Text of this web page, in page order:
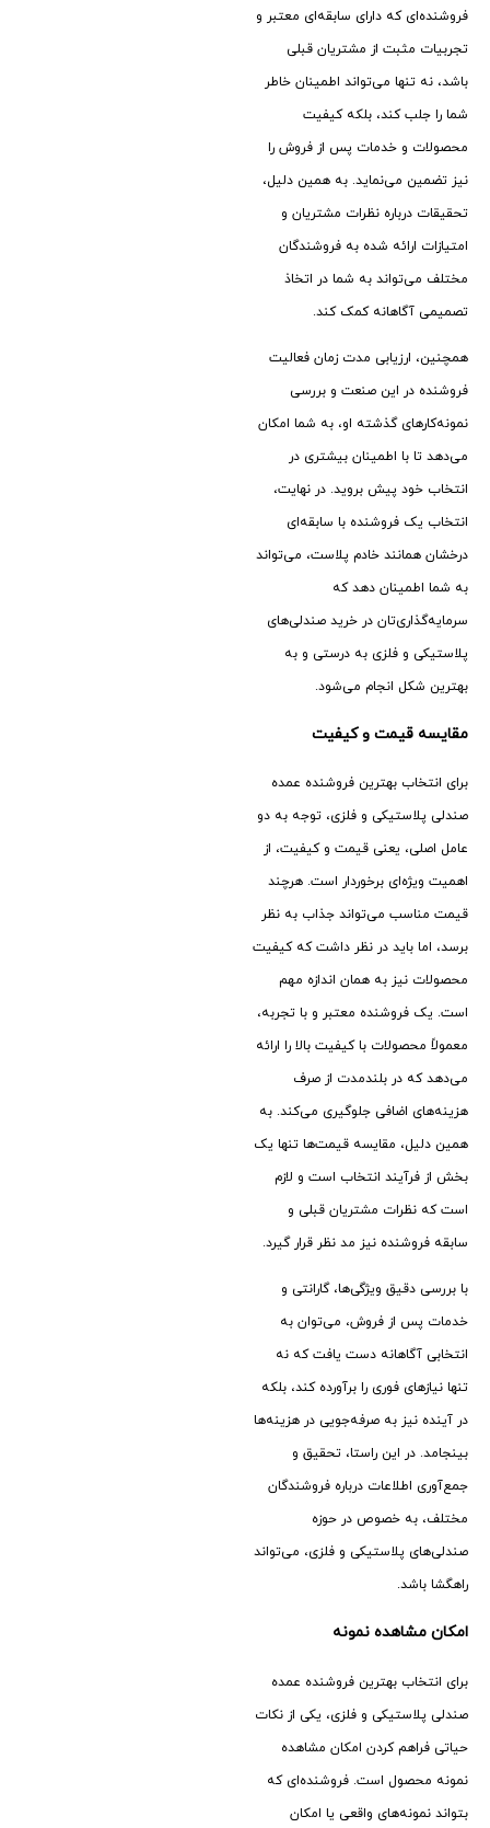
فروشنده‌ای که دارای سابقه‌ای معتبر و
تجربیات مثبت از مشتریان قبلی
باشد، نه تنها می‌تواند اطمینان خاطر
شما را جلب کند، بلکه کیفیت
محصولات و خدمات پس از فروش را
نیز تضمین می‌نماید. به همین دلیل،
تحقیقات درباره نظرات مشتریان و
امتیازات ارائه ‌شده به فروشندگان
مختلف می‌تواند به شما در اتخاذ
تصمیمی آگاهانه کمک کند.
همچنین، ارزیابی مدت زمان فعالیت
فروشنده در این صنعت و بررسی
نمونه‌کارهای گذشته او، به شما امکان
می‌دهد تا با اطمینان بیشتری در
انتخاب خود پیش بروید. در نهایت،
انتخاب یک فروشنده با سابقه‌ای
درخشان همانند خادم پلاست، می‌تواند
به شما اطمینان دهد که
سرمایه‌گذاری‌تان در خرید صندلی‌های
پلاستیکی و فلزی به درستی و به
بهترین شکل انجام می‌شود.
مقایسه قیمت و کیفیت
برای انتخاب بهترین فروشنده عمده
صندلی پلاستیکی و فلزی، توجه به دو
عامل اصلی، یعنی قیمت و کیفیت، از
اهمیت ویژه‌ای برخوردار است. هرچند
قیمت مناسب می‌تواند جذاب به نظر
برسد، اما باید در نظر داشت که کیفیت
محصولات نیز به همان اندازه مهم
است. یک فروشنده معتبر و با تجربه،
معمولاً محصولات با کیفیت بالا را ارائه
می‌دهد که در بلندمدت از صرف
هزینه‌های اضافی جلوگیری می‌کند. به
همین دلیل، مقایسه قیمت‌ها تنها یک
بخش از فرآیند انتخاب است و لازم
است که نظرات مشتریان قبلی و
سابقه فروشنده نیز مد نظر قرار گیرد.
با بررسی دقیق ویژگی‌ها، گارانتی و
خدمات پس از فروش، می‌توان به
انتخابی آگاهانه دست یافت که نه
تنها نیازهای فوری را برآورده کند، بلکه
در آینده نیز به صرفه‌جویی در هزینه‌ها
بینجامد. در این راستا، تحقیق و
جمع‌آوری اطلاعات درباره فروشندگان
مختلف، به خصوص در حوزه
صندلی‌های پلاستیکی و فلزی، می‌تواند
راهگشا باشد.
امکان مشاهده نمونه
برای انتخاب بهترین فروشنده عمده
صندلی پلاستیکی و فلزی، یکی از نکات
حیاتی فراهم کردن امکان مشاهده
نمونه محصول است. فروشنده‌ای که
بتواند نمونه‌های واقعی یا امکان